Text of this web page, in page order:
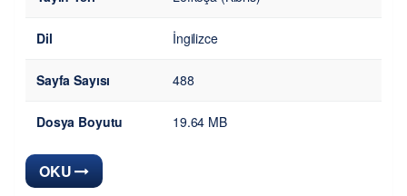
Dil İngilizce
Sayfa Sayısı 488
Dosya Boyutu 19.64 MB
OKU